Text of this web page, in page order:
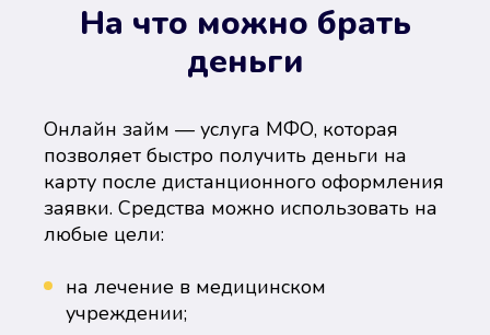
На что можно брать
деньги
Онлайн займ — услуга МФО, которая
позволяет быстро получить деньги на
карту после дистанционного оформления
заявки. Средства можно использовать на
любые цели:
на лечение в медицинском
учреждении;